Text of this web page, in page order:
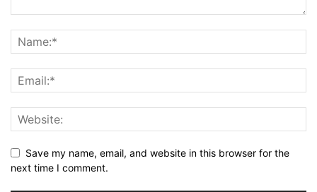
Save my name, email, and website in this browser for the
next time I comment.